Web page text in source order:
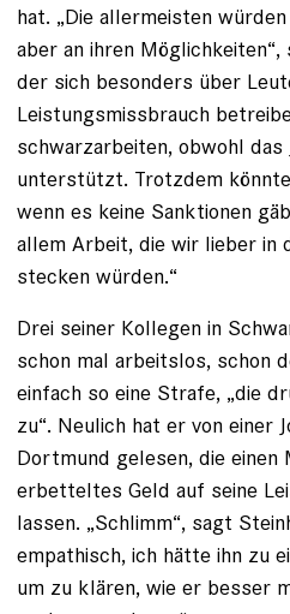
hat. „Die allermeisten
aber an ihren
der sich besonders über
Leistungsmissbrauch
schwarzarbeiten, obwohl das
unterstützt. Trotzdem
wenn es keine Sanktionen
allem Arbeit, die wir lieber in
stecken würden.“
Drei seiner Kollegen in
schon mal arbeitslos, schon
einfach so eine Strafe, „die
zu“. Neulich hat er von einer
Dortmund gelesen, die einen
erbetteltes Geld auf seine
lassen. „Schlimm“, sagt
empathisch, ich hätte ihn zu
um zu klären, wie er besser